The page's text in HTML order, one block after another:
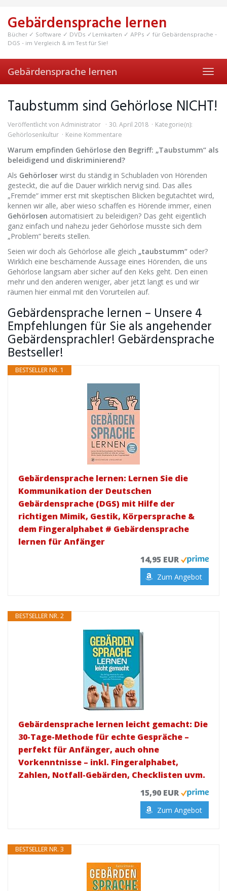
main
content
Gebärdensprache lernen
Bücher ✓ Software ✓ DVDs ✓Lernkarten ✓ APPs ✓ für Gebärdensprache -
DGS - im Vergleich & im Test für Sie!
Gebärdensprache lernen
Taubstumm sind Gehörlose NICHT!
Veröffentlicht von Administrator 30. April 2018
Kategorie(n):
Gehörlosenkultur
Keine Kommentare
Warum empfinden Gehörlose den Begriff: „Taubstumm“ als
beleidigend und diskriminierend?
Als Gehörloser wirst du ständig in Schubladen von Hörenden
gesteckt, die auf die Dauer wirklich nervig sind. Das alles
„Fremde“ immer erst mit skeptischen Blicken begutachtet wird,
kennen wir alle, aber wieso schaffen es Hörende immer, einen
Gehörlosen automatisiert zu beleidigen? Das geht eigentlich
ganz einfach und nahezu jeder Gehörlose musste sich dem
„Problem“ bereits stellen.
Seien wir doch als Gehörlose alle gleich „taubstumm“ oder?
Wirklich eine beschämende Aussage eines Hörenden, die uns
Gehörlose langsam aber sicher auf den Keks geht. Den einen
mehr und den anderen weniger, aber jetzt langt es und wir
räumen hier einmal mit den Vorurteilen auf.
Gebärdensprache lernen – Unsere 4
Empfehlungen für Sie als angehender
Gebärdensprachler! Gebärdensprache
Bestseller!
BESTSELLER NR. 1
Gebärdensprache lernen: Lernen Sie die
Kommunikation der Deutschen
Gebärdensprache (DGS) mit Hilfe der
richtigen Mimik, Gestik, Körpersprache &
dem Fingeralphabet # Gebärdensprache
lernen für Anfänger
14,95 EUR
Zum Angebot
BESTSELLER NR. 2
Gebärdensprache lernen leicht gemacht: Die
30-Tage-Methode für echte Gespräche –
perfekt für Anfänger, auch ohne
Vorkenntnisse – inkl. Fingeralphabet,
Zahlen, Notfall-Gebärden, Checklisten uvm.
15,90 EUR
Zum Angebot
BESTSELLER NR. 3